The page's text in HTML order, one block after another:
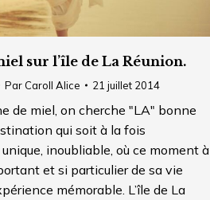
sur l’île de La Réunion.
Par Caroll Alice 21 juillet 2014
de miel, on cherche "LA" bonne
qui soit à la fois
inoubliable, où ce moment à
et si particulier de sa vie
mémorable. L’île de La